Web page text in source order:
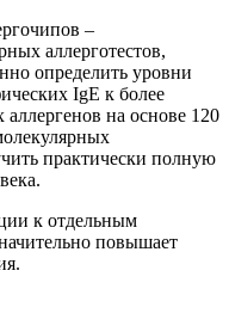
–
аллерготестов,
определить уровни
IgE к более
на основе 120
практически полную
к отдельным
повышает